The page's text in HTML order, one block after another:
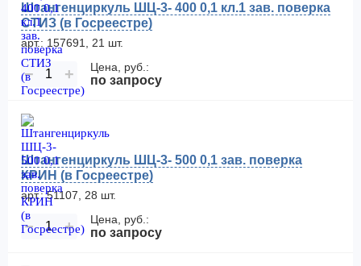
Штангенциркуль ШЦ-3- 400 0,1 кл.1 зав. поверка
СТИЗ (в Госреестре)
арт.: 157691, 21 шт.
− + Цена, руб.:
по запросу
Штангенциркуль ШЦ-3- 500 0,1 зав. поверка
КРИН (в Госреестре)
арт.: 51107, 28 шт.
− + Цена, руб.:
по запросу